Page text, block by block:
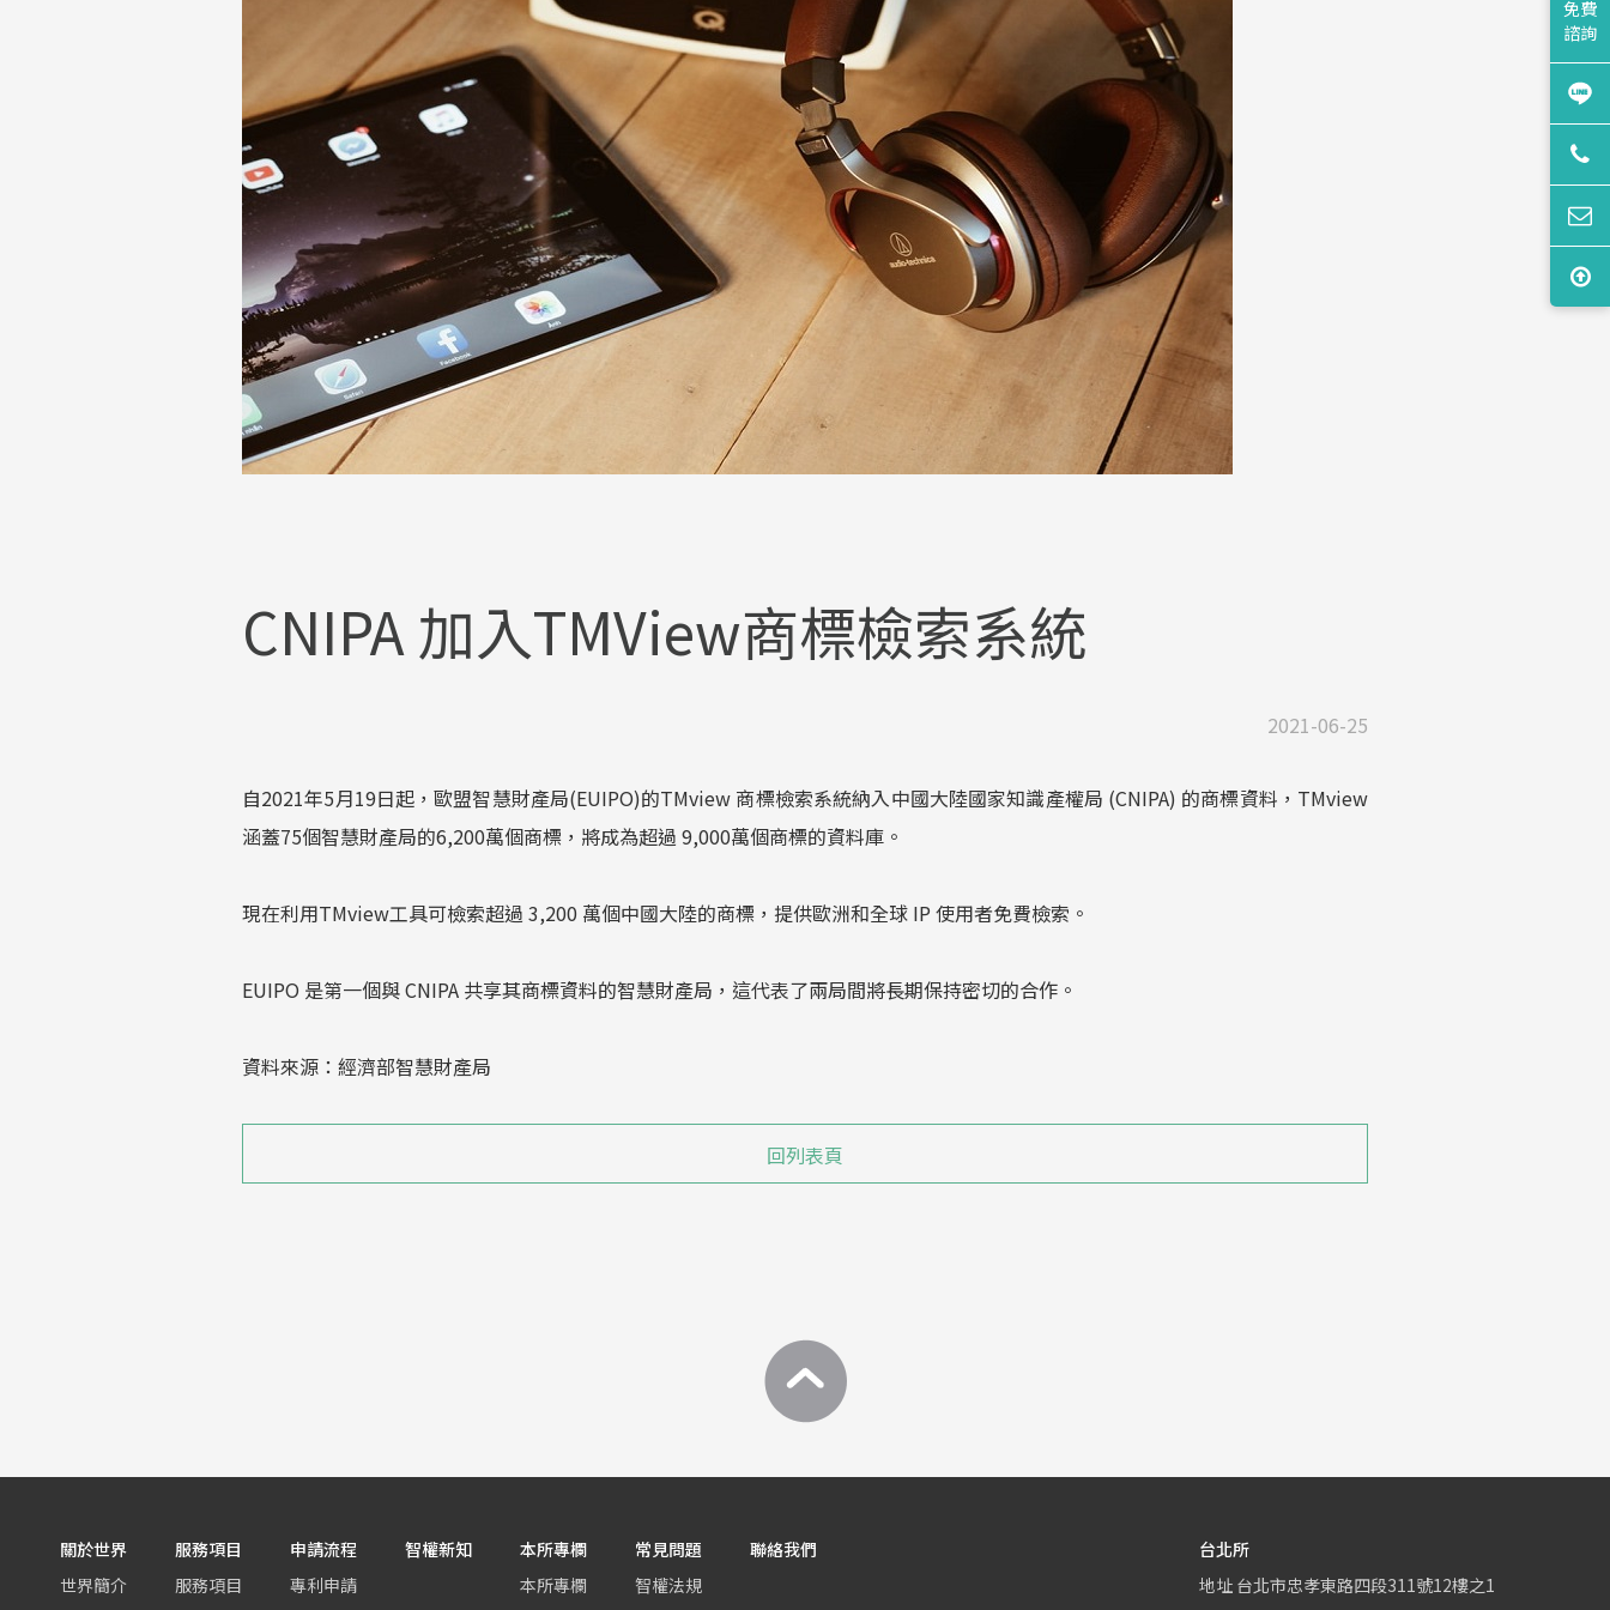
CNIPA 加入TMView商標檢索系統
2021-06-25
自2021年5月19日起，歐盟智慧財產局(EUIPO)的TMview 商標檢索系統納入中國大陸國家知識產權局 (CNIPA) 的商標資料，TMview
涵蓋75個智慧財產局的6,200萬個商標，將成為超過 9,000萬個商標的資料庫。
現在利用TMview工具可檢索超過 3,200 萬個中國大陸的商標，提供歐洲和全球 IP 使用者免費檢索。
EUIPO 是第一個與 CNIPA 共享其商標資料的智慧財產局，這代表了兩局間將長期保持密切的合作。
資料來源：經濟部智慧財產局
回列表頁
關於世界
世界簡介
服務項目
服務項目
申請流程
專利申請
智權新知
本所專欄
本所專欄
常見問題
智權法規
聯絡我們
台北所
地址 台北市忠孝東路四段311號12樓之1
免費
諮詢